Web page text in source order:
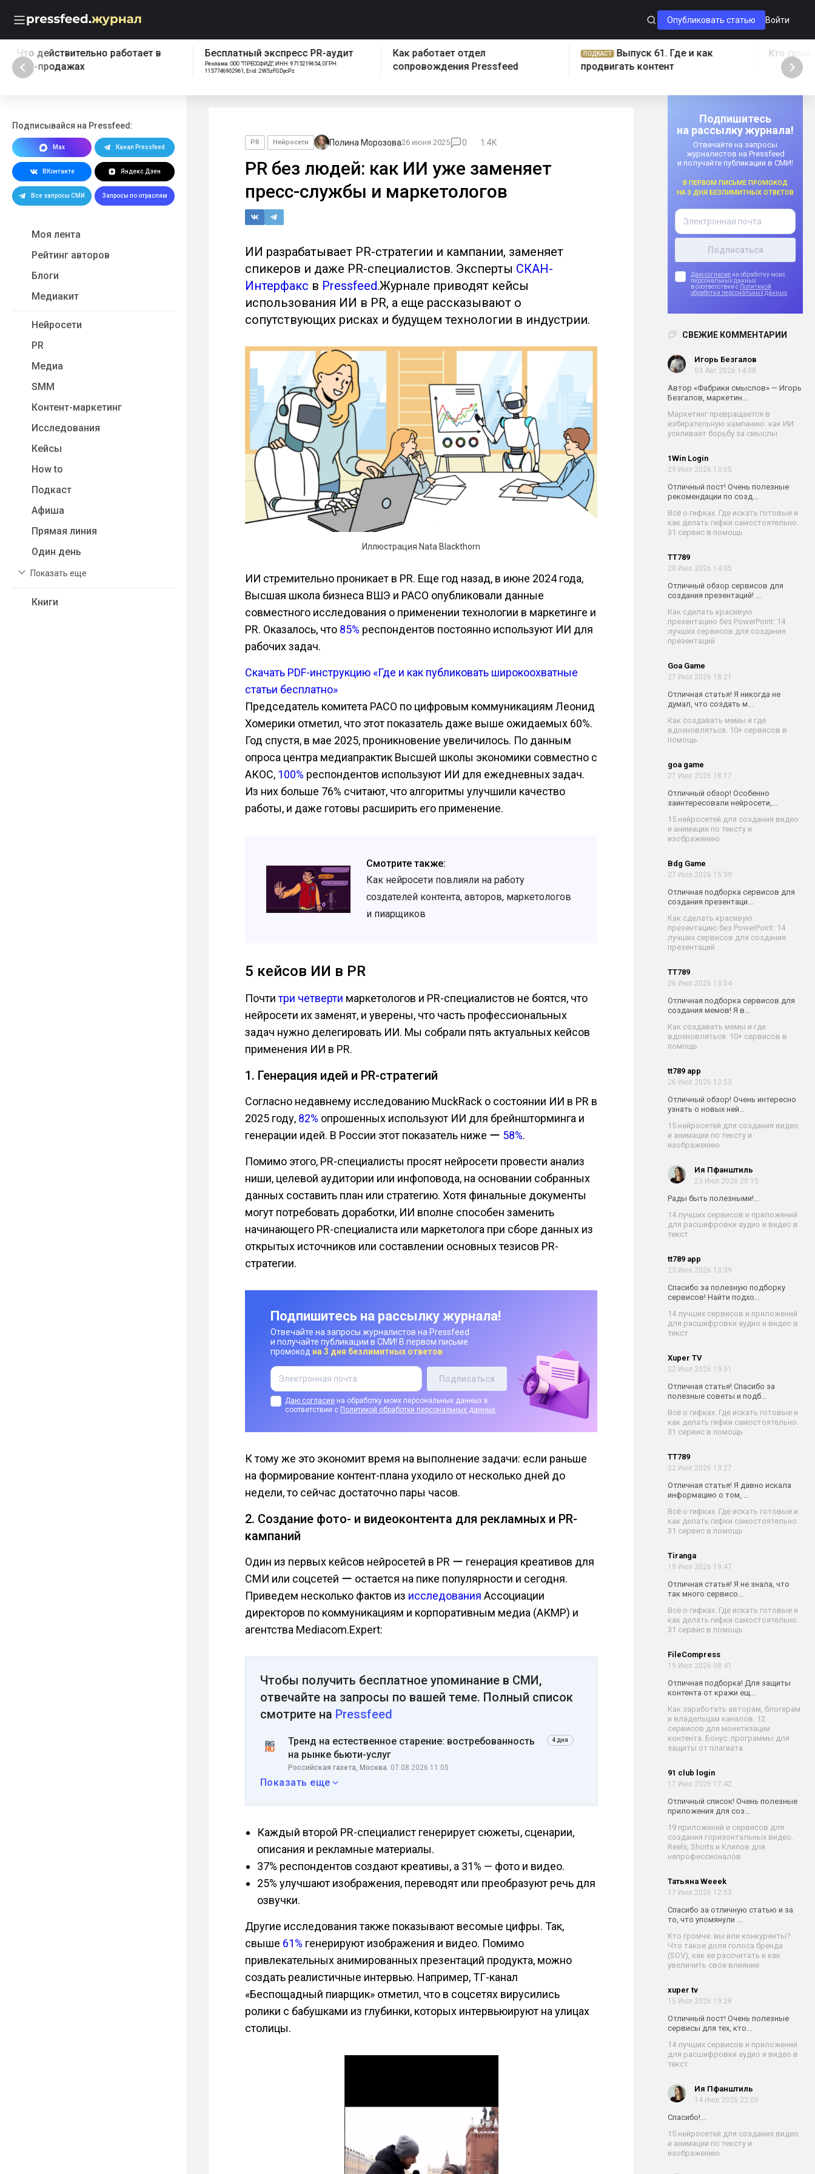
Опубликовать статью Войти
Что действительно работает в
B2B-продажах
Бесплатный экспресс PR-аудит
Реклама: ООО "ПРЕССФИД", ИНН: 9715219654, ОГРН:
1157746902961, Erid: 2W5zFGDycPz
Как работает отдел
сопровождения Pressfeed
ПОДКАСТ Выпуск 61. Где и как
продвигать контент
Кто
Подписывайся на Pressfeed:
Max Канал Pressfeed
ВКонтакте Яндекс Дзен
Все запросы СМИ Запросы по отраслям
Моя лента
Рейтинг авторов
Блоги
Медиакит
Нейросети
PR
Медиа
SMM
Контент-маркетинг
Исследования
Кейсы
How to
Подкаст
Афиша
Прямая линия
Один день
Показать еще
Книги
Подпишитесь
на рассылку журнала!
Отвечайте на запросы
журналистов на Pressfeed
и получайте публикации в СМИ!
В первом письме промокод
на 3 дня безлимитных ответов
Даю согласие на обработку моих
персональных данных
в соответствии с Политикой
обработки персональных данных
СВЕЖИЕ КОММЕНТАРИИ
Игорь Безгалов
03 Авг 2026 14:08
Автор «Фабрики смыслов» — Игорь
Безгалов, маркетин...
Маркетинг превращается в
избирательную кампанию: как ИИ
усиливает борьбу за смыслы
1Win Login
29 Июл 2026 13:05
Отличный пост! Очень полезные
рекомендации по созд...
Всё о гифках. Где искать готовые и
как делать гифки самостоятельно.
31 сервис в помощь
TT789
28 Июл 2026 14:05
Отличный обзор сервисов для
создания презентаций! ...
Как сделать красивую
презентацию без PowerPoint: 14
лучших сервисов для создания
презентаций
Goa Game
27 Июл 2026 18:21
Отличная статья! Я никогда не
думал, что создать м...
Как создавать мемы и где
вдохновляться. 10+ сервисов в
помощь
goa game
27 Июл 2026 18:17
Отличный обзор! Особенно
заинтересовали нейросети,...
15 нейросетей для создания видео
и анимации по тексту и
изображению
Bdg Game
27 Июл 2026 15:39
Отличная подборка сервисов для
создания презентаци...
Как сделать красивую
презентацию без PowerPoint: 14
лучших сервисов для создания
презентаций
TT789
26 Июл 2026 13:54
Отличная подборка сервисов для
создания мемов! Я в...
Как создавать мемы и где
вдохновляться. 10+ сервисов в
помощь
tt789 app
26 Июл 2026 13:53
Отличный обзор! Очень интересно
узнать о новых ней...
15 нейросетей для создания видео
и анимации по тексту и
изображению
Ия Пфанштиль
23 Июл 2026 20:15
Рады быть полезными!...
14 лучших сервисов и приложений
для расшифровки аудио и видео в
текст
tt789 app
23 Июл 2026 13:39
Спасибо за полезную подборку
сервисов! Найти подхо...
14 лучших сервисов и приложений
для расшифровки аудио и видео в
текст
Xuper TV
22 Июл 2026 19:51
Отличная статья! Спасибо за
полезные советы и подб...
Всё о гифках. Где искать готовые и
как делать гифки самостоятельно.
31 сервис в помощь
TT789
22 Июл 2026 13:27
Отличная статья! Я давно искала
информацию о том, ...
Всё о гифках. Где искать готовые и
как делать гифки самостоятельно.
31 сервис в помощь
Tiranga
19 Июл 2026 19:47
Отличная статья! Я не знала, что
так много сервисо...
Всё о гифках. Где искать готовые и
как делать гифки самостоятельно.
31 сервис в помощь
FileCompress
19 Июл 2026 08:41
Отличная подборка! Для защиты
контента от кражи ещ...
Как заработать авторам, блогерам
и владельцам каналов. 12
сервисов для монетизации
контента. Бонус: программы для
защиты от плагиата
91 club login
17 Июл 2026 17:42
Отличный список! Очень полезные
приложения для соз...
19 приложений и сервисов для
создания горизонтальных видео,
Reels, Shorts и Клипов для
непрофессионалов
Татьяна Weeek
17 Июл 2026 12:53
Спасибо за отличную статью и за
то, что упомянули ...
Кто громче: вы или конкуренты?
Что такое доля голоса бренда
(SOV), как ее рассчитать и как
увеличить свое влияние
xuper tv
15 Июл 2026 19:28
Отличный пост! Очень полезные
сервисы для тех, кто...
14 лучших сервисов и приложений
для расшифровки аудио и видео в
текст
Ия Пфанштиль
14 Июл 2026 22:05
Спасибо!...
15 нейросетей для создания видео
и анимации по тексту и
изображению
PR Нейросети Полина Морозова26 июня 2025 0 1.4K
PR без людей: как ИИ уже заменяет
пресс-службы и маркетологов
ИИ разрабатывает PR-стратегии и кампании, заменяет
спикеров и даже PR-специалистов. Эксперты СКАН-
Интерфакс в Pressfeed.Журнале приводят кейсы
использования ИИ в PR, а еще рассказывают о
сопутствующих рисках и будущем технологии в индустрии.
Иллюстрация Nata Blackthorn
ИИ стремительно проникает в PR. Еще год назад, в июне 2024 года,
Высшая школа бизнеса ВШЭ и РАСО опубликовали данные
совместного исследования о применении технологии в маркетинге и
PR. Оказалось, что 85% респондентов постоянно используют ИИ для
рабочих задач.
Скачать PDF-инструкцию «Где и как публиковать широкоохватные
статьи бесплатно»
Председатель комитета РАСО по цифровым коммуникациям Леонид
Хомерики отметил, что этот показатель даже выше ожидаемых 60%.
Год спустя, в мае 2025, проникновение увеличилось. По данным
опроса центра медиапрактик Высшей школы экономики совместно с
АКОС, 100% респондентов используют ИИ для ежедневных задач.
Из них больше 76% считают, что алгоритмы улучшили качество
работы, и даже готовы расширить его применение.
Смотрите также:
Как нейросети повлияли на работу
создателей контента, авторов, маркетологов
и пиарщиков
5 кейсов ИИ в PR
Почтитри четверти маркетологов и PR-специалистов не боятся, что
нейросети их заменят, и уверены, что часть профессиональных
задач нужно делегировать ИИ. Мы собрали пять актуальных кейсов
применения ИИ в PR.
1. Генерация идей и PR-стратегий
Согласно недавнему исследованию MuckRack о состоянии ИИ в PR в
2025 году, 82% опрошенных используют ИИ для брейншторминга и
генерации идей. В России этот показатель ниже ー 58%.
Помимо этого, PR-специалисты просят нейросети провести анализ
ниши, целевой аудитории или инфоповода, на основании собранных
данных составить план или стратегию. Хотя финальные документы
могут потребовать доработки, ИИ вполне способен заменить
начинающего PR-специалиста или маркетолога при сборе данных из
открытых источников или составлении основных тезисов PR-
стратегии.
Подпишитесь на рассылку журнала!
Отвечайте на запросы журналистов на Pressfeed
и получайте публикации в СМИ! В первом письме
промокод на 3 дня безлимитных ответов
Даю согласие на обработку моих персональных данных в
соответствии с Политикой обработки персональных данных
К тому же это экономит время на выполнение задачи: если раньше
на формирование контент-плана уходило от несколько дней до
недели, то сейчас достаточно пары часов.
2. Создание фото- и видеоконтента для рекламных и PR-
кампаний
Один из первых кейсов нейросетей в PR ー генерация креативов для
СМИ или соцсетей ー остается на пике популярности и сегодня.
Приведем несколько фактов из исследования Ассоциации
директоров по коммуникациям и корпоративным медиа (АКМР) и
агентства Mediacom.Expert:
Чтобы получить бесплатное упоминание в СМИ,
отвечайте на запросы по вашей теме. Полный список
смотрите на Pressfeed
Тренд на естественное старение: востребованность
на рынке бьюти-услуг
4 дня
Российская газета, Москва. 07.08.2026 11:05
Показать еще
Каждый второй PR-специалист генерирует сюжеты, сценарии,
описания и рекламные материалы.
37% респондентов создают креативы, а 31% — фото и видео.
25% улучшают изображения, переводят или преобразуют речь для
озвучки.
Другие исследования также показывают весомые цифры. Так,
свыше 61% генерируют изображения и видео. Помимо
привлекательных анимированных презентаций продукта, можно
создать реалистичные интервью. Например, ТГ-канал
«Беспощадный пиарщик» отметил, что в соцсетях вирусились
ролики с бабушками из глубинки, которых интервьюируют на улицах
столицы.